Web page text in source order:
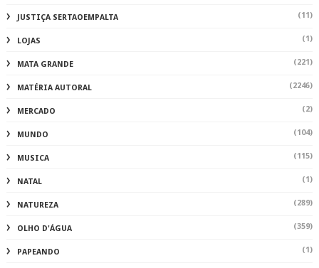
JUSTIÇA SERTAOEMPALTA (11)
LOJAS (1)
MATA GRANDE (221)
MATÉRIA AUTORAL (2246)
MERCADO (2)
MUNDO (104)
MUSICA (115)
NATAL (1)
NATUREZA (289)
OLHO D'ÁGUA (359)
PAPEANDO (1)